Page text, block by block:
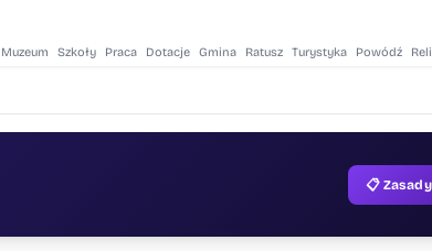
Muzeum Szkoły Praca Dotacje Gmina Ratusz Turystyka Powódź
📋 Zasady